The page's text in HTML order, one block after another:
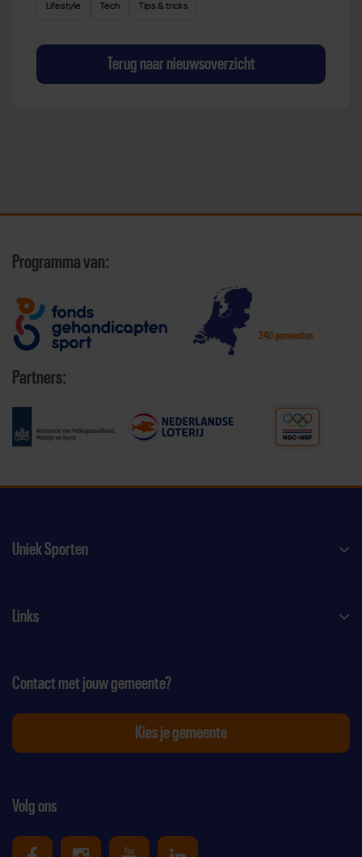
Lifestyle Tech Tips & tricks
Terug naar nieuwsoverzicht
Programma van:
340 gemeenten
Partners:
Uniek Sporten
Links
Volg ons
Contact met jouw gemeente?
Kies je gemeente